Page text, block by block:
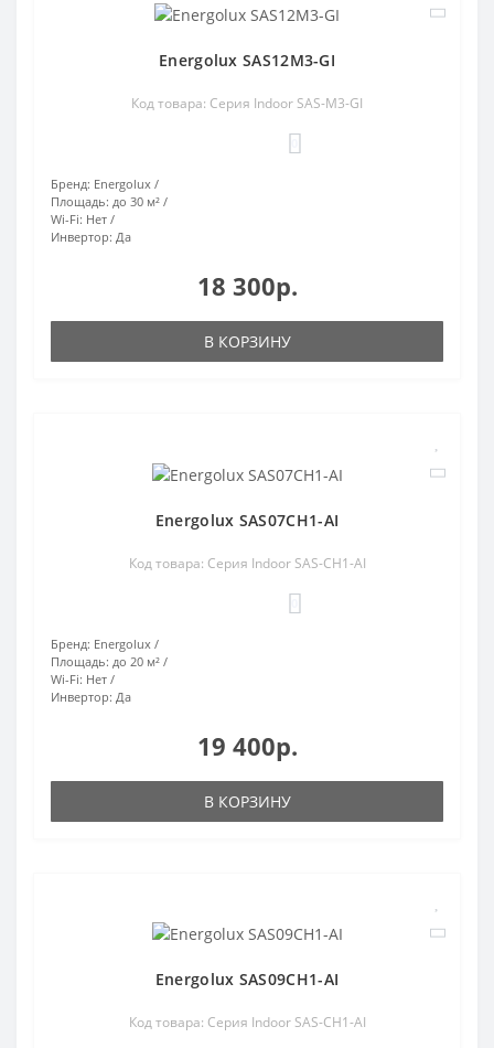
Energolux SAS12M3-GI
Код товара: Серия Indoor SAS-M3-GI
Бренд: Energolux
Площадь: до 30 м²
Wi-Fi: Нет
Инвертор: Да
18 300р.
В КОРЗИНУ
Energolux SAS07CH1-AI
Код товара: Серия Indoor SAS-CH1-AI
Бренд: Energolux
Площадь: до 20 м²
Wi-Fi: Нет
Инвертор: Да
19 400р.
В КОРЗИНУ
Energolux SAS09CH1-AI
Код товара: Серия Indoor SAS-CH1-AI